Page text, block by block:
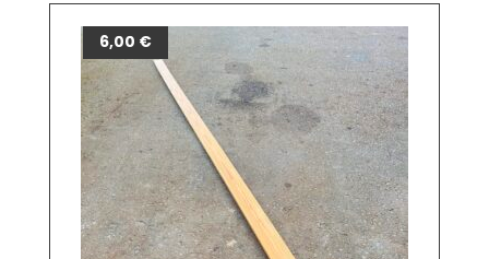
6,00 €